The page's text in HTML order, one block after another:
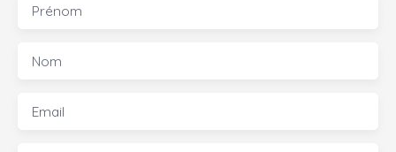
Prénom
Nom
Email